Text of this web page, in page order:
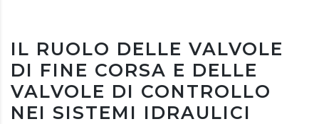
IL RUOLO DELLE VALVOLE
DI FINE CORSA E DELLE
VALVOLE DI CONTROLLO
NEI SISTEMI IDRAULICI